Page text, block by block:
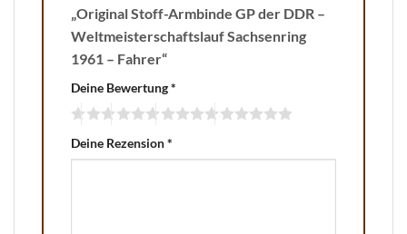
„Original Stoff-Armbinde GP der DDR –
Weltmeisterschaftslauf Sachsenring
1961 – Fahrer“
Deine Bewertung*
Deine Rezension*